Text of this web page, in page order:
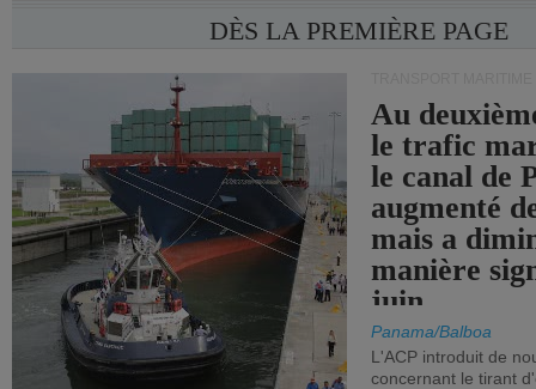
DÈS LA PREMIÈRE PAGE
Au
le trafic
le canal de
augmenté
mais a
manière
juin.
Panama/Balboa
L'ACP introduit de
concernant le tirant